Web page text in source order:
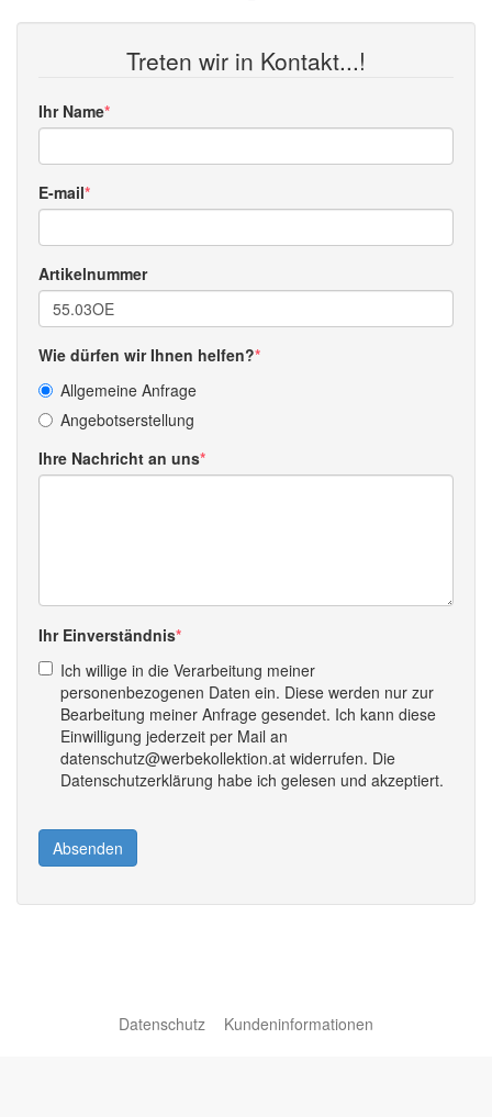
Treten wir in Kontakt...!
Ihr Name
E-mail
Artikelnummer
Wie dürfen wir Ihnen helfen?
Allgemeine Anfrage
Angebotserstellung
Ihre Nachricht an uns
Ihr Einverständnis
Ich willige in die Verarbeitung meiner
personenbezogenen Daten ein. Diese werden nur zur
Bearbeitung meiner Anfrage gesendet. Ich kann diese
Einwilligung jederzeit per Mail an
datenschutz@werbekollektion.at widerrufen. Die
Datenschutzerklärung habe ich gelesen und akzeptiert.
Absenden
Datenschutz Kundeninformationen